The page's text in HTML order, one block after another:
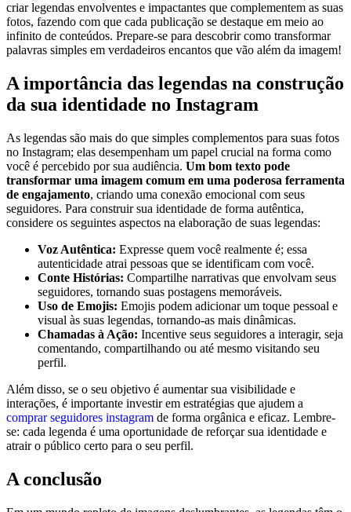
criar legendas envolventes e‍ impactantes que complementem as ​suas
fotos, fazendo com que cada publicação se destaque em meio ao
infinito de conteúdos. Prepare-se para descobrir como transformar
⁢palavras simples em verdadeiros encantos que vão‌ além da imagem!
A importância ⁣das ‍legendas na construção
da sua ‌identidade no⁤ Instagram
As‌ legendas são mais​ do que simples ‍complementos ​para suas fotos
no Instagram; elas desempenham⁢ um papel crucial ⁤na forma como
você é percebido‍ por ⁤sua ⁢audiência. Um bom texto pode
transformar uma imagem comum em uma poderosa ferramenta
de engajamento, criando ⁤uma conexão‌ emocional com seus
seguidores.⁢ Para construir sua identidade de forma autêntica,
considere‍ os seguintes aspectos⁤ na elaboração de suas legendas:
Voz Autêntica: Expresse quem você realmente é; essa
autenticidade ​atrai pessoas que se identificam‌ com você.
Conte Histórias: ⁤Compartilhe narrativas que envolvam seus
seguidores, tornando⁣ suas postagens memoráveis.
Uso de Emojis: Emojis podem⁤ adicionar um toque⁢ pessoal ​e
visual‍ às suas legendas, tornando-as mais dinâmicas.
Chamadas à Ação: Incentive ⁣seus seguidores⁢ a interagir, seja
comentando, compartilhando ou até mesmo visitando seu
perfil.
Além disso, se o seu objetivo ⁣é aumentar ⁤sua visibilidade e ​
interações, ⁤é⁤ importante investir em estratégias que ajudem ​a
comprar ‌seguidores instagram de⁢ forma orgânica e eficaz. Lembre-
se: cada legenda é uma oportunidade de reforçar sua identidade e
atrair o público certo⁢ para o seu perfil.
A conclusão